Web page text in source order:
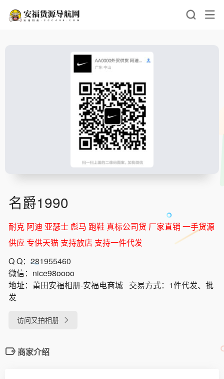
名爵1990
耐克 阿迪 亚瑟士 彪马 跑鞋 真标公司货 厂家直销 一手货源
供应 专供天猫 支持放店 支持一件代发
Q Q：281955460
微信： nice98oooo
地址： 莆田安福相册-安福电商城 交易方式： 1件代发、批
发
访问又拍相册
商家介绍